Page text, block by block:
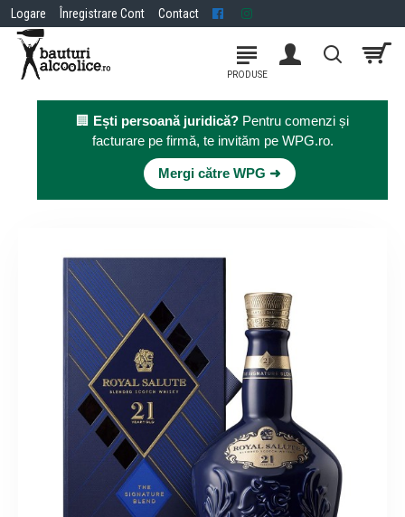
Logare Înregistrare Cont Contact
🏢 Ești persoană juridică? Pentru comenzi și
facturare pe firmă, te invităm pe WPG.ro.
Mergi către WPG ➜